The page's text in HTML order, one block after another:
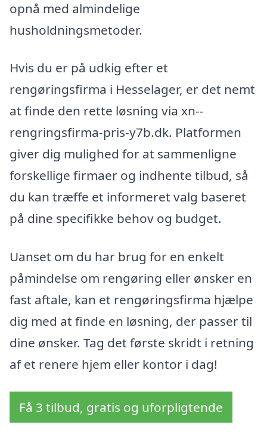
opnå med almindelige
husholdningsmetoder.
Hvis du er på udkig efter et
rengøringsfirma i Hesselager, er det nemt
at finde den rette løsning via xn--
rengringsfirma-pris-y7b.dk. Platformen
giver dig mulighed for at sammenligne
forskellige firmaer og indhente tilbud, så
du kan træffe et informeret valg baseret
på dine specifikke behov og budget.
Uanset om du har brug for en enkelt
påmindelse om rengøring eller ønsker en
fast aftale, kan et rengøringsfirma hjælpe
dig med at finde en løsning, der passer til
dine ønsker. Tag det første skridt i retning
af et renere hjem eller kontor i dag!
Få 3 tilbud, gratis og uforpligtende